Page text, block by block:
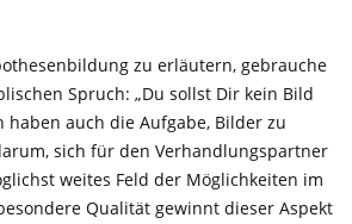
zu erläutern, gebrauche
Spruch: „Du sollst Dir kein Bild
haben auch die Aufgabe, Bilder zu
sich für den Verhandlungspartner
weites Feld der Möglichkeiten im
Qualität gewinnt dieser Aspekt